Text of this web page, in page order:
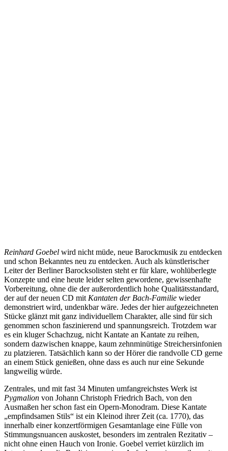
Reinhard Goebel wird nicht müde, neue Barockmusik zu entdecken
und schon Bekanntes neu zu entdecken. Auch als künstlerischer
Leiter der Berliner Barocksolisten steht er für klare, wohlüberlegte
Konzepte und eine heute leider selten gewordene, gewissenhafte
Vorbereitung, ohne die der außerordentlich hohe Qualitätsstandard,
der auf der neuen CD mit Kantaten der Bach-Familie wieder
demonstriert wird, undenkbar wäre. Jedes der hier aufgezeichneten
Stücke glänzt mit ganz individuellem Charakter, alle sind für sich
genommen schon faszinierend und spannungsreich. Trotzdem war
es ein kluger Schachzug, nicht Kantate an Kantate zu reihen,
sondern dazwischen knappe, kaum zehnminütige Streichersinfonien
zu platzieren. Tatsächlich kann so der Hörer die randvolle CD gerne
an einem Stück genießen, ohne dass es auch nur eine Sekunde
langweilig würde.
Zentrales, und mit fast 34 Minuten umfangreichstes Werk ist
Pygmalion von Johann Christoph Friedrich Bach, von den
Ausmaßen her schon fast ein Opern-Monodram. Diese Kantate
„empfindsamen Stils“ ist ein Kleinod ihrer Zeit (ca. 1770), das
innerhalb einer konzertförmigen Gesamtanlage eine Fülle von
Stimmungsnuancen auskostet, besonders im zentralen Rezitativ –
nicht ohne einen Hauch von Ironie. Goebel verriet kürzlich im